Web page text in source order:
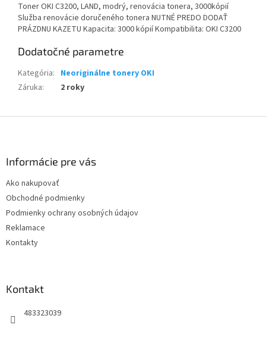
Toner OKI C3200, LAND, modrý, renovácia tonera, 3000kópií
Služba renovácie doručeného tonera NUTNÉ PREDO DODAŤ
PRÁZDNU KAZETU Kapacita: 3000 kópií Kompatibilita: OKI C3200
Dodatočné parametre
Kategória: Neoriginálne tonery OKI
Záruka: 2 roky
Informácie pre vás
Ako nakupovať
Obchodné podmienky
Podmienky ochrany osobných údajov
Reklamace
Kontakty
Kontakt
483323039